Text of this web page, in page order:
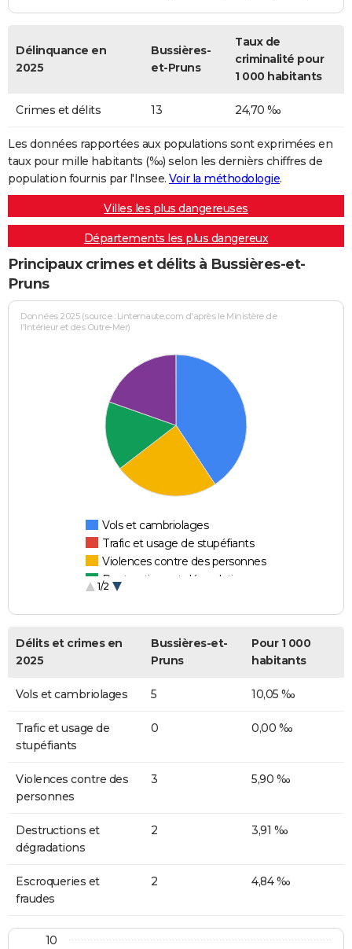
Délinquance en
2025
Bussières-
et-Pruns
Taux de
criminalité pour
1 000 habitants
Crimes et délits 13 24,70 ‰
Les données rapportées aux populations sont exprimées en
taux pour mille habitants (‰) selon les dernièrs chiffres de
population fournis par l'Insee. Voir la méthodologie.
Villes les plus dangereuses
Départements les plus dangereux
Principaux crimes et délits à Bussières-et-
Pruns
Données 2025 (source : Linternaute.com d'après le Ministère de
l'Intérieur et des Outre-Mer)
Vols et cambriolages
Trafic et usage de stupéfiants
Violences contre des personnes
Destructions et dégradations
1/2
Délits et crimes en
2025
Bussières-et-
Pruns
Pour 1 000
habitants
Vols et cambriolages 5 10,05 ‰
Trafic et usage de
stupéfiants
0 0,00 ‰
Violences contre des
personnes
3 5,90 ‰
Destructions et
dégradations
2 3,91 ‰
Escroqueries et
fraudes
2 4,84 ‰
10